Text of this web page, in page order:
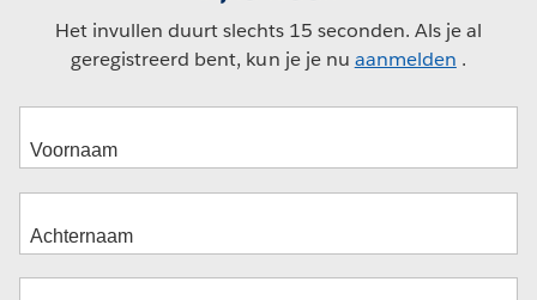
Het invullen duurt slechts 15 seconden. Als je al
geregistreerd bent, kun je je nu aanmelden .